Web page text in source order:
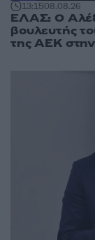
13:1508.08.26
ΕΛΑΣ: Ο
βουλευτής
της ΑΕΚ